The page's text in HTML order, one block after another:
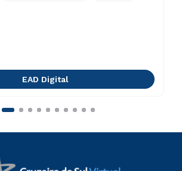
EAD Digital